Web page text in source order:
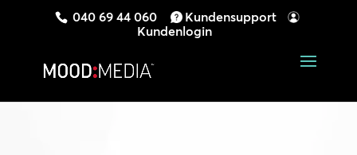
040 69 44 060
Kundensupport
Kundenlogin